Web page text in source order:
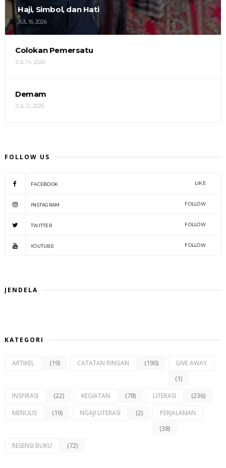
Haji, Simbol, dan Hati
JUL 16, 2026
Colokan Pemersatu
JUL 14, 2026
Demam
JUL 12, 2026
FOLLOW US
FACEBOOK LIKE
INSTAGRAM FOLLOW
TWITTER FOLLOW
YOUTUBE FOLLOW
JENDELA
KATEGORI
ARTIKEL (19) CATATAN RINGAN (190) GIVE AWAY
(1)
INSPIRASI (22) KEGIATAN (78) LITERASI (236)
MENULIS (19) NGAJI LITERASI (2) PERJALANAN
(38)
RESENSI BUKU (72)